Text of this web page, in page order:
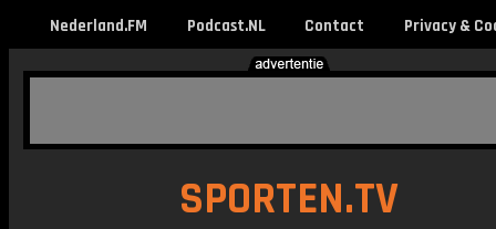
Nederland.FM Podcast.NL Contact Privacy &
SPORTEN.TV